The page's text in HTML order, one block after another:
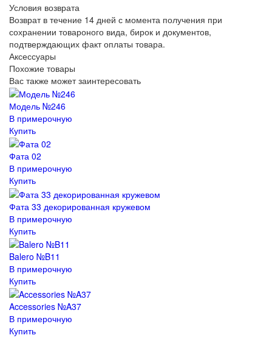
Условия возврата
Возврат в течение 14 дней с момента получения при
сохранении товароного вида, бирок и документов,
подтверждающих факт оплаты товара.
Аксессуары
Похожие товары
Вас также может заинтересовать
Модель №246
В примерочную
Купить
Фата 02
В примерочную
Купить
Фата 33 декорированная кружевом
В примерочную
Купить
Balero №B11
В примерочную
Купить
Accessories №A37
В примерочную
Купить